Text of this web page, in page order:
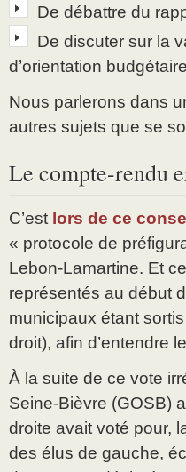
De débattre du
De discuter sur la
d’orientation
Nous parlerons dans
autres sujets que se
Le compte-rendu
C’est lors de ce
« protocole de
Lebon-Lamartine. Et
représentés au début
municipaux étant
droit), afin d’entendre
À la suite de ce vote
Seine-Bièvre (GOSB)
droite avait voté pour,
des élus de gauche,